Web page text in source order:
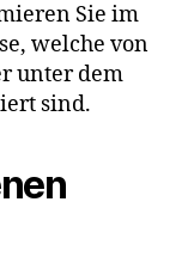
Sie im
welche von
unter dem
sind.